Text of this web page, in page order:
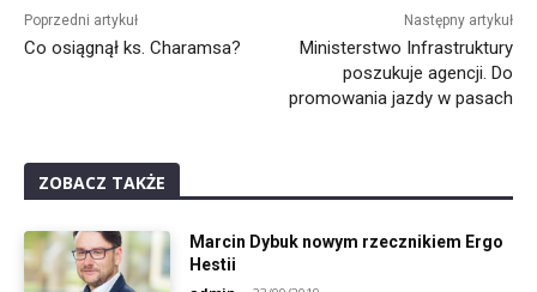
Poprzedni artykuł
Co osiągnął ks. Charamsa?
Następny artykuł
Ministerstwo Infrastruktury
poszukuje agencji. Do
promowania jazdy w pasach
ZOBACZ TAKŻE
Marcin Dybuk nowym rzecznikiem Ergo
Hestii